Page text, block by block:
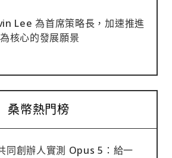
Lee 為首席策略長，加速推進
核心的發展願景
桑幣熱門榜
同創辦人實測 Opus 5：給一